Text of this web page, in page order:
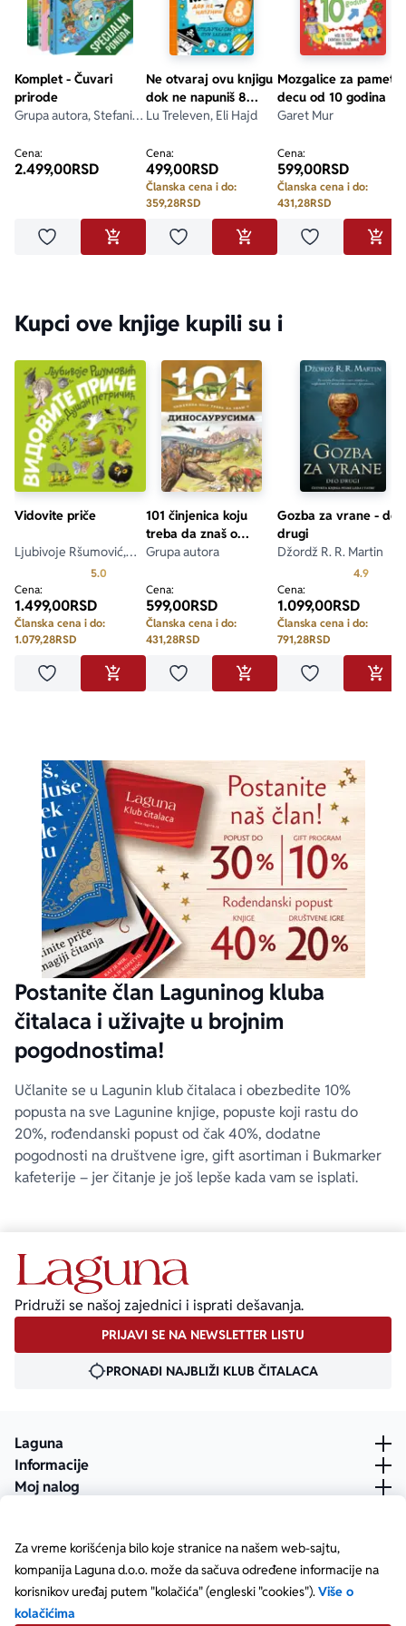
Za vreme korišćenja bilo koje stranice na našem web-sajtu,
kompanija Laguna d.o.o. može da sačuva određene informacije na
korisnikov uređaj putem "kolačića" (engleski "cookies").Više o
kolačićima
Komplet - Čuvari
prirode
Grupa autora, Stefani
Stefan Fratini
Cena:
2.499,00RSD
Dodaj u omiljeneDODAJ U KORPU
Ne otvaraj ovu knjigu
dok ne napuniš 8
godina
Lu Treleven, Eli Hajd
Cena:
499,00RSD
Članska cena i do:
359,28RSD
Dodaj u omiljeneDODAJ U KORPU
Mozgalice za
decu od 10 godina
Garet Mur
Cena:
599,00RSD
Članska cena i do:
431,28RSD
Dodaj u
Kupci ove knjige kupili su i
Vidovite priče
Ljubivoje Ršumović,
Dušan Petričić5.0
Cena:
1.499,00RSD
Članska cena i do:
1.079,28RSD
Dodaj u omiljeneDODAJ U KORPU
101 činjenica koju
treba da znaš o
dinosaurusima
Grupa autora
Cena:
599,00RSD
Članska cena i do:
431,28RSD
Dodaj u omiljeneDODAJ U KORPU
Gozba za vrane - deo
drugi
Džordž R. R. Martin
4.9
Cena:
1.099,00RSD
Članska cena i do:
791,28RSD
Dodaj u
Postanite član Laguninog kluba
čitalaca i uživajte u brojnim
pogodnostima!
Učlanite se u Lagunin klub čitalaca i obezbedite 10%
popusta na sve Lagunine knjige, popuste koji rastu do
20%, rođendanski popust od čak 40%, dodatne
pogodnosti na društvene igre, gift asortiman i Bukmarker
kafeterije – jer čitanje je još lepše kada vam se isplati.
Pridruži se našoj zajednici i isprati dešavanja.
PRIJAVI SE NA NEWSLETTER LISTU
PRONAĐI NAJBLIŽI KLUB ČITALACA
Laguna
Informacije
Moj nalog